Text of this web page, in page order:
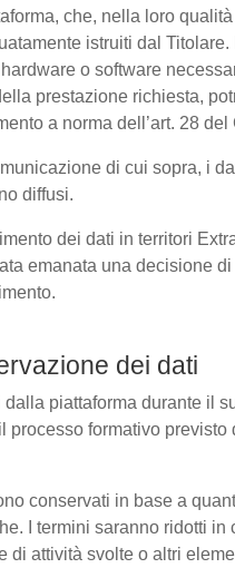
che, nella loro
istruiti dal
o software
prestazione richiesta,
a norma dell’art. 28 del
di cui sopra, i
diffusi.
dei dati in territori
emanata una decisione
dei dati
dalla piattaforma durante il
processo formativo
conservati in base a
I termini saranno ridotti
di attività svolte o altri